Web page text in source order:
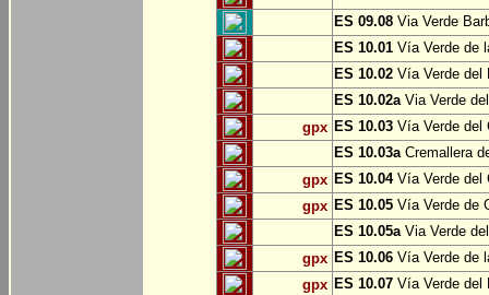
ES 09.08 Via Verde
ES 10.01 Vía Verde de
ES 10.02 Vía Verde del
ES 10.02aVia Verde
gpx ES 10.03 Vía Verde del
ES 10.03aCremallera
gpx ES 10.04Vía Verde del
gpx ES 10.05 Vía Verde de
ES 10.05aVia Verde
gpx ES 10.06 Vía Verde de
gpx ES 10.07 Vía Verde del